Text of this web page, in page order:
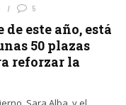
5
este año, está
50 plazas
reforzar la